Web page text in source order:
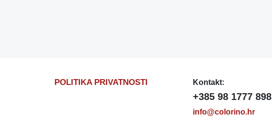
POLITIKA PRIVATNOSTI Kontakt:
+385 98 1777 898
info@colorino.hr